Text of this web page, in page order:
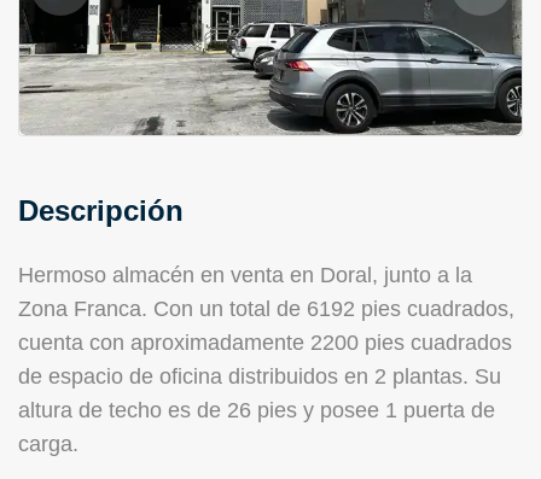
Descripción
Hermoso almacén en venta en Doral, junto a la
Zona Franca. Con un total de 6192 pies cuadrados,
cuenta con aproximadamente 2200 pies cuadrados
de espacio de oficina distribuidos en 2 plantas. Su
altura de techo es de 26 pies y posee 1 puerta de
carga.